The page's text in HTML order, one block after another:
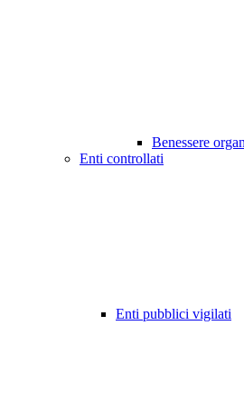
Benessere
Enti controllati
Enti pubblici vigilati